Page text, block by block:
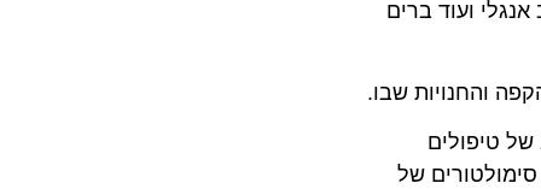
ועוד ברים
של טיפולים
של